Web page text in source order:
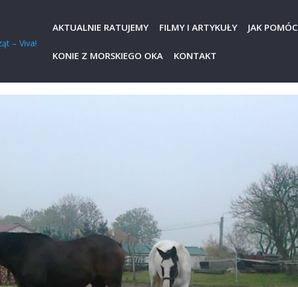
AKTUALNIE RATUJEMY FILMY I ARTYKUŁY JAK POMÓC
KONIE Z MORSKIEGO OKA KONTAKT